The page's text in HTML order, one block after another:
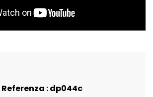
Referenza : dp044c